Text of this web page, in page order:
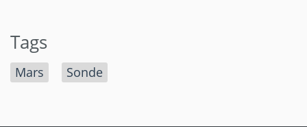
Tags
Mars Sonde